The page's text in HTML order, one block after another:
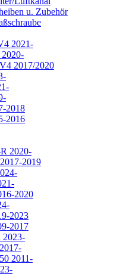
u. Zubehör
2021-
2017/2020
2018
2016
2020-
2019
2020
2023
2017
2023-
2011-